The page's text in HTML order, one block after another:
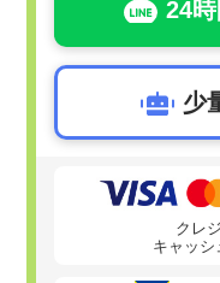
24
少
クレ
キャッシ